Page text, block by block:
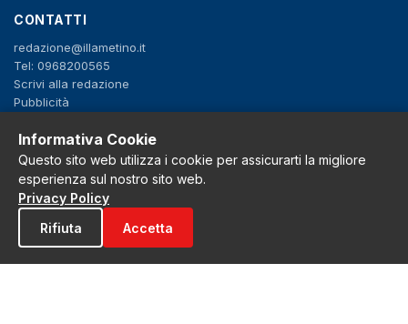
CONTATTI
redazione@illametino.it
Tel: 0968200565
Scrivi alla redazione
Pubblicità
SEGUICI
f X IG YT
Privacy Policy
Cookie Policy
Note legali
Informativa Cookie
Questo sito web utilizza i cookie per assicurarti la migliore
esperienza sul nostro sito web.
Privacy Policy
Rifiuta
Accetta